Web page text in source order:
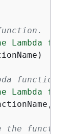
Lambda
function
Lambda
function